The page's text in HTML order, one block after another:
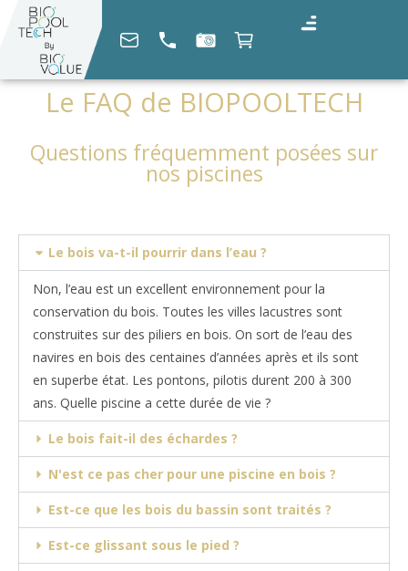
Le FAQ de BIOPOOLTECH
Questions fréquemment posées sur
nos piscines
Le bois va-t-il pourrir dans l’eau ?
Non, l’eau est un excellent environnement pour la
conservation du bois. Toutes les villes lacustres sont
construites sur des piliers en bois. On sort de l’eau des
navires en bois des centaines d’années après et ils sont
en superbe état. Les pontons, pilotis durent 200 à 300
ans. Quelle piscine a cette durée de vie ?
Le bois fait-il des échardes ?
N'est ce pas cher pour une piscine en bois ?
Est-ce que les bois du bassin sont traités ?
Est-ce glissant sous le pied ?